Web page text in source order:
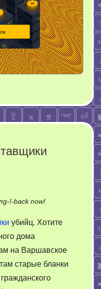
!-back now!on
–
убийц.
Цены
убийц. Хотите
дома
на Варшавское
старые бланки